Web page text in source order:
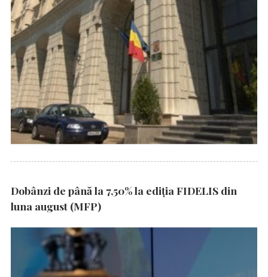
Dobânzi de până la 7,50% la ediția FIDELIS din
luna august (MFP)